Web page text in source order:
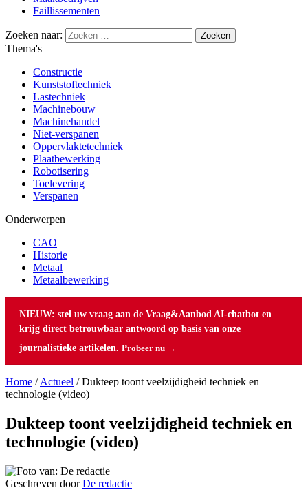
Faillissementen
Zoeken naar:
Thema's
Constructie
Kunststoftechniek
Lastechniek
Machinebouw
Machinehandel
Niet-verspanen
Oppervlaktetechniek
Plaatbewerking
Robotisering
Toelevering
Verspanen
Onderwerpen
CAO
Historie
Metaal
Metaalbewerking
NIEUW: stel uw vraag aan de Vraag&Aanbod AI-chatbot en
krijg direct betrouwbaar antwoord op basis van onze
journalistieke artikelen. Probeer nu →
Home /Actueel /Dukteep toont veelzijdigheid techniek en
technologie (video)
Dukteep toont veelzijdigheid techniek en
technologie (video)
Geschreven doorDe redactie